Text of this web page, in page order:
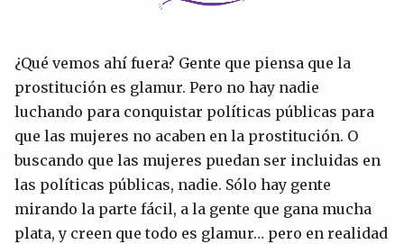
¿Qué vemos ahí fuera? Gente que piensa que la
prostitución es glamur. Pero no hay nadie
luchando para conquistar políticas públicas para
que las mujeres no acaben en la prostitución. O
buscando que las mujeres puedan ser incluidas en
las políticas públicas, nadie. Sólo hay gente
mirando la parte fácil, a la gente que gana mucha
plata, y creen que todo es glamur… pero en realidad